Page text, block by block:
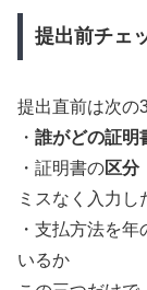
提出前チェ
提出直前は次の
・ 誰がどの証明
・証明書の区分
ミスなく入力し
・支払方法を年
いるか